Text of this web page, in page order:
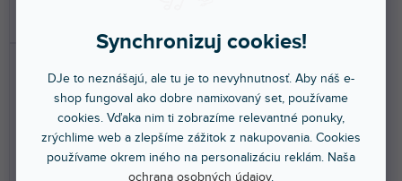
Synchronizuj cookies!
DJe to neznášajú, ale tu je to nevyhnutnosť. Aby náš e-
shop fungoval ako dobre namixovaný set, používame
cookies. Vďaka nim ti zobrazíme relevantné ponuky,
zrýchlime web a zlepšíme zážitok z nakupovania. Cookies
používame okrem iného na personalizáciu reklám. Naša
ochrana osobných údajov.